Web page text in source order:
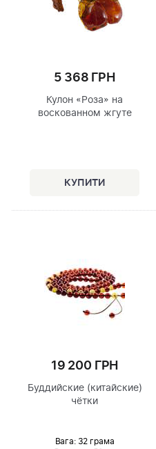
5 368 ГРН
Кулон «Роза» на
воскованном жгуте
19 200 ГРН
Буддийские (китайские)
чётки
Вага: 32 грама